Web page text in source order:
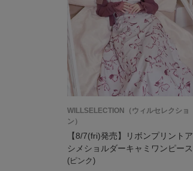
WILLSELECTION（ウィルセレクショ
ン）
【8/7(fri)発売】リボンプリントア
シメショルダーキャミワンピース
(ピンク)